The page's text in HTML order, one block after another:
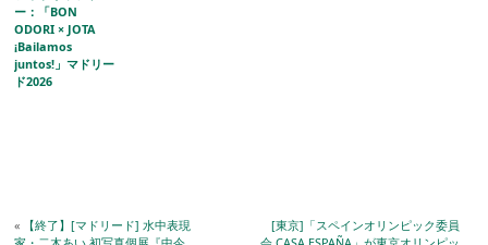
ー：「BON
ODORI × JOTA
¡Bailamos
juntos!」マドリー
ド2026
« 【終了】[マドリード] 水中表現
[東京]「スペインオリンピック委員